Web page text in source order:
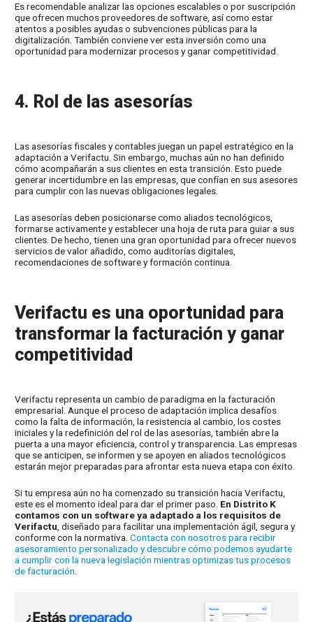
Es recomendable analizar las opciones escalables o por suscripción
que ofrecen muchos proveedores de software, así como estar
atentos a posibles ayudas o subvenciones públicas para la
digitalización. También conviene ver esta inversión como una
oportunidad para modernizar procesos y ganar competitividad.
4. Rol de las asesorías
Las asesorías fiscales y contables juegan un papel estratégico en la
adaptación a Verifactu. Sin embargo, muchas aún no han definido
cómo acompañarán a sus clientes en esta transición. Esto puede
generar incertidumbre en las empresas, que confían en sus asesores
para cumplir con las nuevas obligaciones legales.
Las asesorías deben posicionarse como aliados tecnológicos,
formarse activamente y establecer una hoja de ruta para guiar a sus
clientes. De hecho, tienen una gran oportunidad para ofrecer nuevos
servicios de valor añadido, como auditorías digitales,
recomendaciones de software y formación continua.
Verifactu es una oportunidad para
transformar la facturación y ganar
competitividad
Verifactu representa un cambio de paradigma en la facturación
empresarial. Aunque el proceso de adaptación implica desafíos
como la falta de información, la resistencia al cambio, los costes
iniciales y la redefinición del rol de las asesorías, también abre la
puerta a una mayor eficiencia, control y transparencia. Las empresas
que se anticipen, se informen y se apoyen en aliados tecnológicos
estarán mejor preparadas para afrontar esta nueva etapa con éxito.
Si tu empresa aún no ha comenzado su transición hacia Verifactu,
este es el momento ideal para dar el primer paso. En Distrito K
contamos con un software ya adaptado a los requisitos de
Verifactu , diseñado para facilitar una implementación ágil, segura y
conforme con la normativa.Contacta con nosotros para recibir
asesoramiento personalizado y descubre cómo podemos ayudarte
a cumplir con la nueva legislación mientras optimizas tus procesos
de facturación